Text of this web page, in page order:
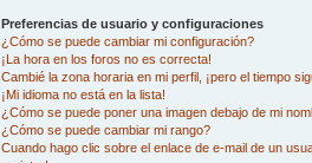
Preferencias de usuario y configuraciones
¿Cómo se puede cambiar mi configuración?
¡La hora en los foros no es correcta!
Cambié la zona horaria en mi perfil, ¡pero el tiempo
¡Mi idioma no está en la lista!
¿Cómo se puede poner una imagen debajo de mi
¿Cómo se puede cambiar mi rango?
Cuando hago clic sobre el enlace de e-mail de un